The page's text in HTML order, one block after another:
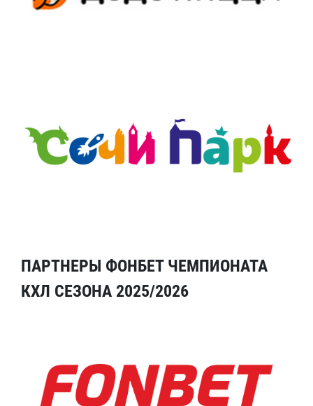
ПАРТНЕРЫ ФОНБЕТ ЧЕМПИОНАТА
КХЛ СЕЗОНА 2025/2026